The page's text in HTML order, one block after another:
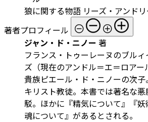
狼に関する物語 リーズ・アンドリ
著者プロフィール
ジャン・ド・ニノー 著
フランス・トゥーレーヌのブル
ズ（現在のアンドル＝エ＝ロアー
貴族ピエール・ド・ニノーの次
キリスト教徒。本書では著名な
駁。ほかに『精気について』『
魂について』があるとされる。